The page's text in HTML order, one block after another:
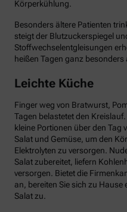
Körperkühlung.
Besonders ältere Patienten
steigt der Blutzuckerspiegel
Stoffwechselentgleisungen
heißen Tagen ganz besonders
Leichte Küche
Finger weg von Bratwurst,
Tagen belastetet den
kleine Portionen über den Tag
Salat und Gemüse, um den
Elektrolyten zu versorgen.
Salat zubereitet, liefern
versorgen. Bietet die
an, bereiten Sie sich zu
Salat zu.